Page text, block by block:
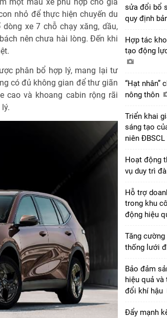
nhỏ để thực hiện chuyến du
xe 7 chỗ chạy xăng, dầu,
nên chưa hài lòng. Đến khi
phân bổ hợp lý, mang lại tư
có đủ không gian để thư giãn
cao và khoang cabin rộng rãi
sửa đổi bổ
quy định
Hợp tác
tạo động
“Hạt nhân”
nông thôn
Triển khai
sáng tạo
niên
Hoạt động
vụ duy trì
Hỗ trợ
trong khu
động hiệu
Tăng
thống lưới
Bảo đảm
hiệu quả
đổi khí hậu
Đẩy mạnh